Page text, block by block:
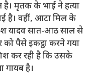
है। मृतक के भाई ने हत्या
है। वहीं, आटा मिल के
यादव सात-आठ साल से
को पैसे इकट्ठा करने गया
कर रही है कि उसके
गायब है।